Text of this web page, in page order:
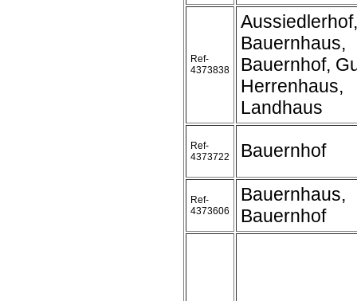
Ref-
4373838
Aussiedlerhof,
Bauernhaus,
Bauernhof,
Herrenhaus,
Landhaus
Ref-
4373722
Bauernhof
Ref-
4373606
Bauernhaus,
Bauernhof